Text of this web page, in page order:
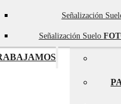
Señalización
Señalización Suelo